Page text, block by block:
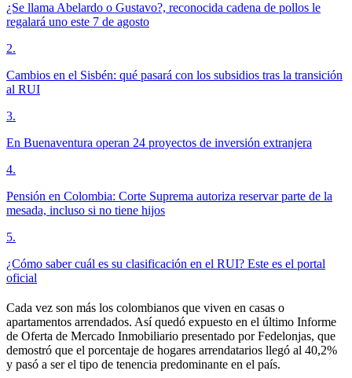
¿Se llama Abelardo o Gustavo?, reconocida cadena de pollos le
regalará uno este 7 de agosto
2.
Cambios en el Sisbén: qué pasará con los subsidios tras la transición
al RUI
3.
En Buenaventura operan 24 proyectos de inversión extranjera
4.
Pensión en Colombia: Corte Suprema autoriza reservar parte de la
mesada, incluso si no tiene hijos
5.
¿Cómo saber cuál es su clasificación en el RUI? Este es el portal
oficial
Cada vez son más los colombianos que viven en casas o
apartamentos arrendados. Así quedó expuesto en el último Informe
de Oferta de Mercado Inmobiliario presentado por Fedelonjas, que
demostró que el porcentaje de hogares arrendatarios llegó al 40,2%
y pasó a ser el tipo de tenencia predominante en el país.